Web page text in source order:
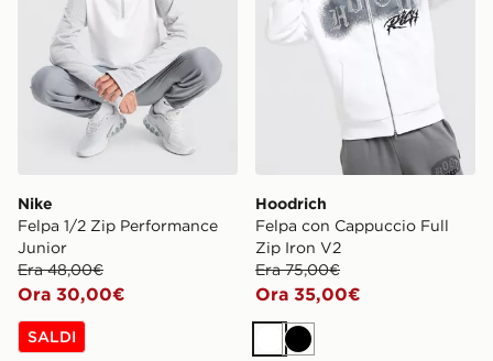
Nike
Felpa 1/2 Zip Performance
Junior
Era 48,00€
Ora 30,00€
SALDI
Hoodrich
Felpa con Cappuccio Full
Zip Iron V2
Era 75,00€
Ora 35,00€
Bianco
Nero